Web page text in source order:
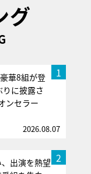
グ
1
豪華8組が登
に披露さ
ンセラー
2026.08.07
2
出演を熱望